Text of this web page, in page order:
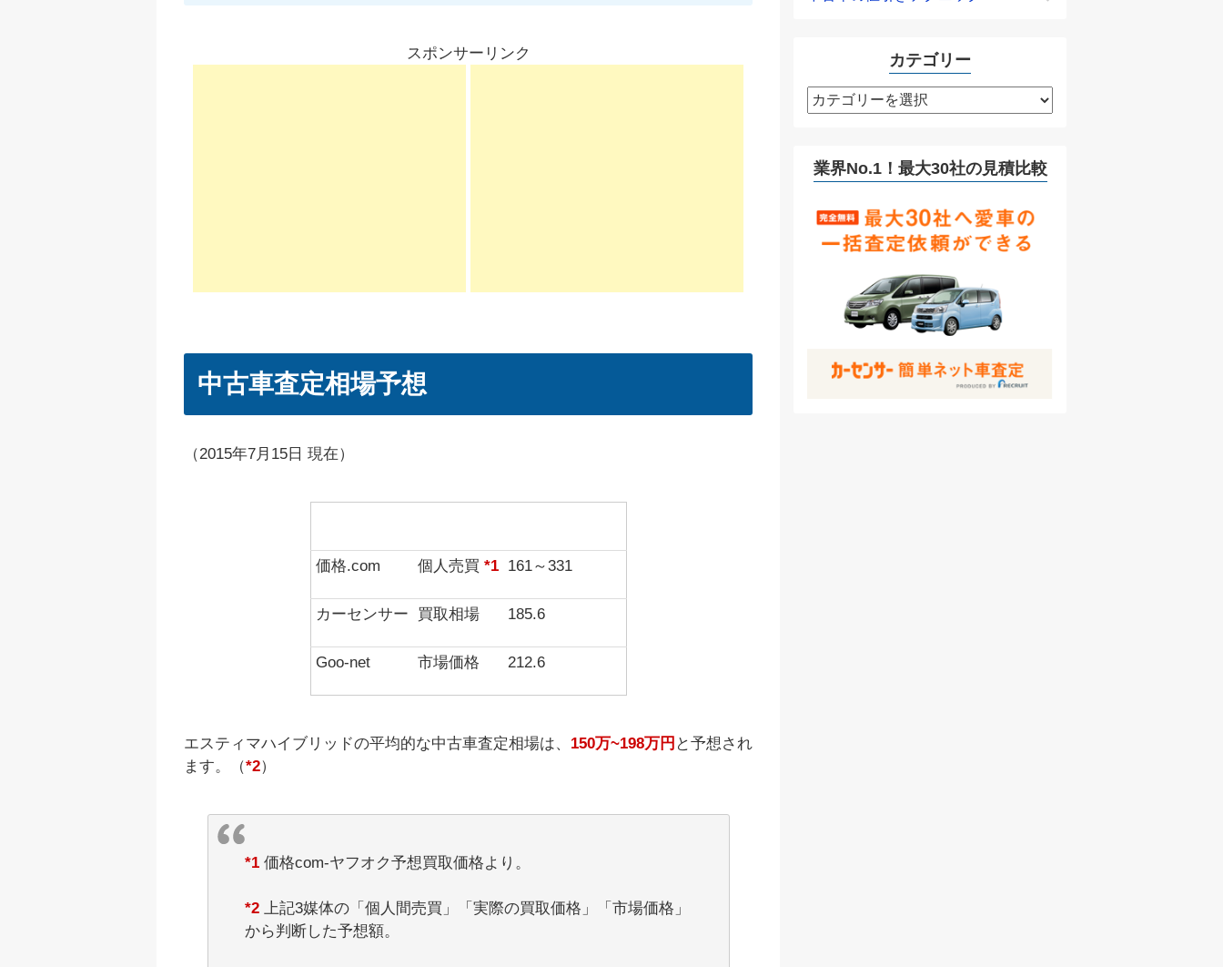
スポンサーリンク
中古車査定相場予想
（2015年7月15日 現在）
価格.com 個人売買 *1 161～331
カーセンサー 買取相場 185.6
Goo-net 市場価格 212.6
エスティマハイブリッドの平均的な中古車査定相場は、 150万~198万円 と予想され
ます。（*2）
*1価格com-ヤフオク予想買取価格より。
*2上記3媒体の「個人間売買」「実際の買取価格」「市場価格」
から判断した予想額。
カテゴリー
カ
テ
リ
ー
業界No.1！最大30社の見積比較